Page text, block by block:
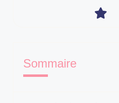
Sommaire